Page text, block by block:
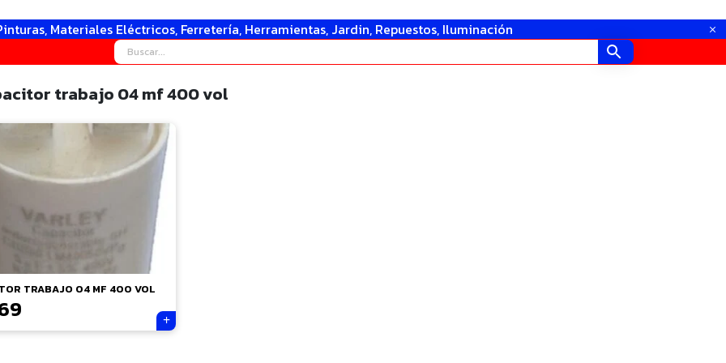
Materiales Eléctricos, Ferretería, Herramientas, Jardin, Repuestos, Iluminación
trabajo 04 mf 400 vol
TRABAJO 04 MF 400 VOL